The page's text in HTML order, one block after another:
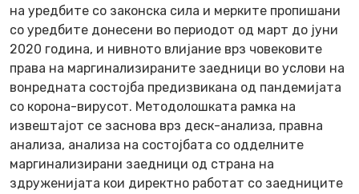
на уредбите со законска сила и мерките пропишани
со уредбите донесени во периодот од март до јуни
2020 година, и нивното влијание врз човековите
права на маргинализираните заедници во услови на
вонредната состојба предизвикана од пандемијата
со корона-вирусот. Методолошката рамка на
извештајот се заснова врз деск-анализа, правна
анализа, анализа на состојбата со одделните
маргинализирани заедници од страна на
здруженијата кои директно работат со заедниците